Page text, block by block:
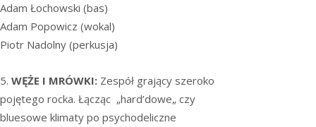
Adam Łochowski (bas)
Adam Popowicz (wokal)
Piotr Nadolny (perkusja)
5. WĘŻE I MRÓWKI: Zespół grający szeroko
pojętego rocka. Łącząc „hard’dowe„ czy
bluesowe klimaty po psychodeliczne